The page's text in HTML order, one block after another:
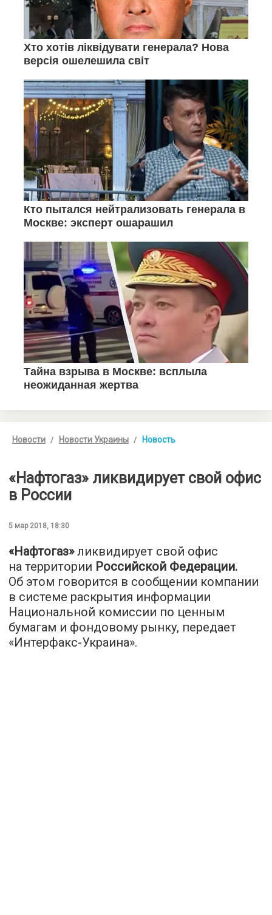
Новости Новости Украины Новость
«Нафтогаз» ликвидирует свой офис
в России
5 мар 2018, 18:30
«Нафтогаз»ликвидирует свой офис
на территории Российской Федерации.
Об этом говорится в сообщении компании
в системе раскрытия информации
Национальной комиссии по ценным
бумагам и фондовому рынку, передает
«Интерфакс-Украина».